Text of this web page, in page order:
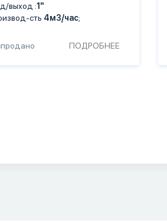
выход :1"
сть 4м3/час;
ПОДРОБНЕЕ